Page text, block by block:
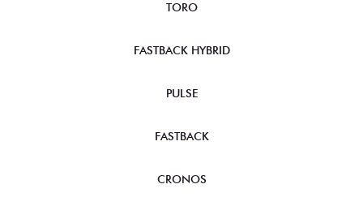
TORO
FASTBACK HYBRID
PULSE
FASTBACK
CRONOS